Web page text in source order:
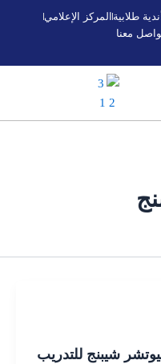
أندية طلابية المركز الإعلامي
معنا
شيبنج للتدريب